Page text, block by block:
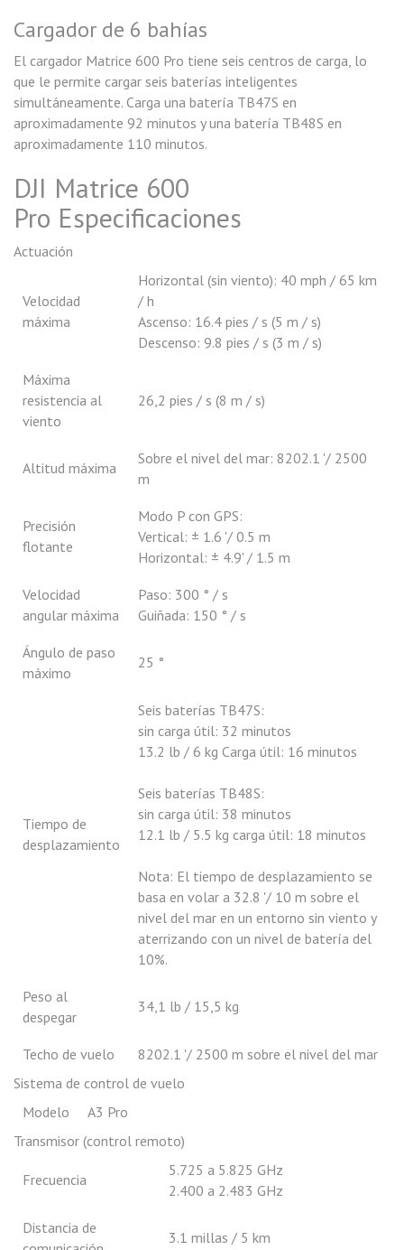
Cargador de 6 bahías
El cargador Matrice 600 Pro tiene seis centros de carga, lo
que le permite cargar seis baterías inteligentes
simultáneamente. Carga una batería TB47S en
aproximadamente 92 minutos y una batería TB48S en
aproximadamente 110 minutos.
DJI Matrice 600
Pro Especificaciones
Actuación
Velocidad
máxima
Horizontal (sin viento): 40 mph / 65 km
/ h
Ascenso: 16.4 pies / s (5 m / s)
Descenso: 9.8 pies / s (3 m / s)
Máxima
resistencia al
viento
26,2 pies / s (8 m / s)
Altitud máxima
Sobre el nivel del mar: 8202.1 '/ 2500
m
Precisión
flotante
Modo P con GPS:
Vertical: ± 1.6 '/ 0.5 m
Horizontal: ± 4.9' / 1.5 m
Velocidad
angular máxima
Paso: 300 ° / s
Guiñada: 150 ° / s
Ángulo de paso
máximo
25 °
Tiempo de
desplazamiento
Seis baterías TB47S:
sin carga útil: 32 minutos
13.2 lb / 6 kg Carga útil: 16 minutos
Seis baterías TB48S:
sin carga útil: 38 minutos
12.1 lb / 5.5 kg carga útil: 18 minutos
Nota: El tiempo de desplazamiento se
basa en volar a 32.8 '/ 10 m sobre el
nivel del mar en un entorno sin viento y
aterrizando con un nivel de batería del
10%.
Peso al
despegar
34,1 lb / 15,5 kg
Techo de vuelo
8202.1 '/ 2500 m sobre el nivel del mar
Sistema de control de vuelo
Modelo
A3 Pro
Transmisor (control remoto)
Frecuencia
5.725 a 5.825 GHz
2.400 a 2.483 GHz
Distancia de
3.1 millas / 5 km